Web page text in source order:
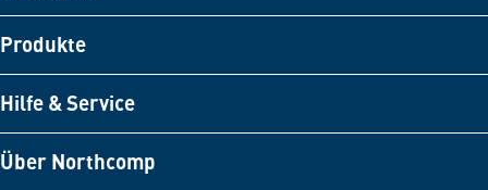
Produkte
Hilfe & Service
Über Northcomp